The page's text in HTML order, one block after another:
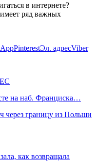
в интернете?
ряд важных
PinterestЭл. адресViber
ЕС
на наб. Франциска…
через границу из Польши
как возвращала